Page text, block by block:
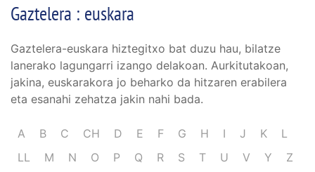
Gaztelera : euskara
Gaztelera-euskara hiztegitxo bat duzu hau, bilatze
lanerako lagungarri izango delakoan. Aurkitutakoan,
jakina, euskarakora jo beharko da hitzaren erabilera
eta esanahi zehatza jakin nahi bada.
A B C CH D E F G H I J K
L
LL
M N O P Q R S T U V Y Z